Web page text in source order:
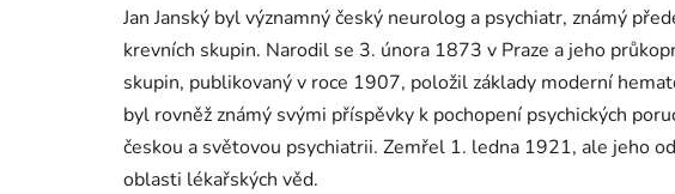
Jan Janský byl významný český neurolog a psychiatr, známý
krevních skupin. Narodil se 3. února 1873 v Praze a jeho
skupin, publikovaný v roce 1907, položil základy moderní
byl rovněž známý svými příspěvky k pochopení psychických
českou a světovou psychiatrii. Zemřel 1. ledna 1921, ale jeho
oblasti lékařských věd.